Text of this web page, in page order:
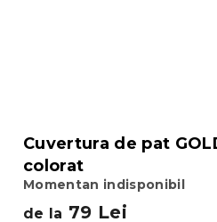
Cuvertura de pat
colorat
Momentan indisponibil
de la 79 Lei